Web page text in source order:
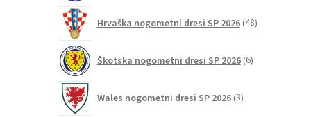
Hrvaška nogometni dresi SP 2026 48izdelkov
Škotska nogometni dresi SP 2026 6izdelkov
Wales nogometni dresi SP 2026 3izdelki